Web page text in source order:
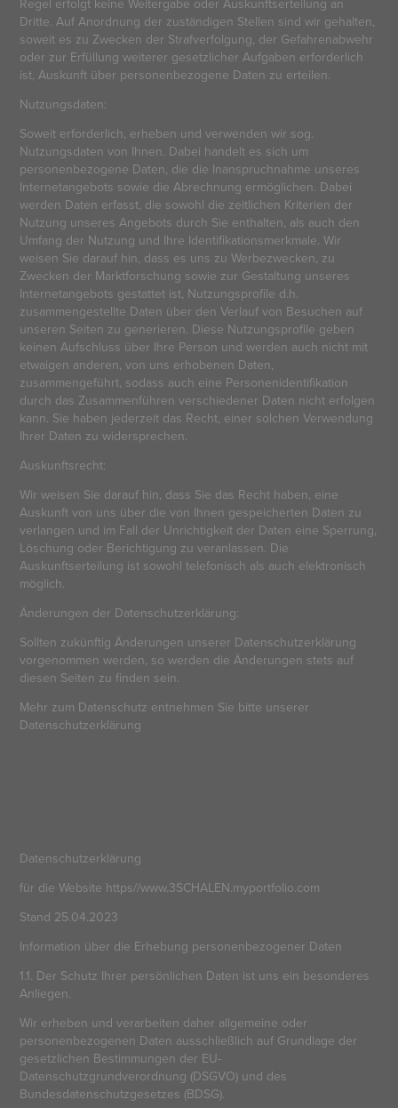
Dritte. Auf Anordnung der zuständigen Stellen sind wir gehalten,
soweit es zu Zwecken der Strafverfolgung, der Gefahrenabwehr
oder zur Erfüllung weiterer gesetzlicher Aufgaben erforderlich
ist, Auskunft über personenbezogene Daten zu erteilen.
Nutzungsdaten:
Soweit erforderlich, erheben und verwenden wir sog.
Nutzungsdaten von Ihnen. Dabei handelt es sich um
personenbezogene Daten, die die Inanspruchnahme unseres
Internetangebots sowie die Abrechnung ermöglichen. Dabei
werden Daten erfasst, die sowohl die zeitlichen Kriterien der
Nutzung unseres Angebots durch Sie enthalten, als auch den
Umfang der Nutzung und Ihre Identifikationsmerkmale. Wir
weisen Sie darauf hin, dass es uns zu Werbezwecken, zu
Zwecken der Marktforschung sowie zur Gestaltung unseres
Internetangebots gestattet ist, Nutzungsprofile d.h.
zusammengestellte Daten über den Verlauf von Besuchen auf
unseren Seiten zu generieren. Diese Nutzungsprofile geben
keinen Aufschluss über Ihre Person und werden auch nicht mit
etwaigen anderen, von uns erhobenen Daten,
zusammengeführt, sodass auch eine Personenidentifikation
durch das Zusammenführen verschiedener Daten nicht erfolgen
kann. Sie haben jederzeit das Recht, einer solchen Verwendung
Ihrer Daten zu widersprechen.
Auskunftsrecht:
Wir weisen Sie darauf hin, dass Sie das Recht haben, eine
Auskunft von uns über die von Ihnen gespeicherten Daten zu
verlangen und im Fall der Unrichtigkeit der Daten eine Sperrung,
Löschung oder Berichtigung zu veranlassen. Die
Auskunftserteilung ist sowohl telefonisch als auch elektronisch
möglich.
Änderungen der Datenschutzerklärung:
Sollten zukünftig Änderungen unserer Datenschutzerklärung
vorgenommen werden, so werden die Änderungen stets auf
diesen Seiten zu finden sein.
Mehr zum Datenschutz entnehmen Sie bitte unserer
Datenschutzerklärung
Datenschutzerklärung
für die Website https//www.3SCHALEN.myportfolio.com
Stand 25.04.2023
Information über die Erhebung personenbezogener Daten
1.1. Der Schutz Ihrer persönlichen Daten ist uns ein besonderes
Anliegen.
Wir erheben und verarbeiten daher allgemeine oder
personenbezogenen Daten ausschließlich auf Grundlage der
gesetzlichen Bestimmungen der EU-
Datenschutzgrundverordnung (DSGVO) und des
Bundesdatenschutzgesetzes (BDSG).